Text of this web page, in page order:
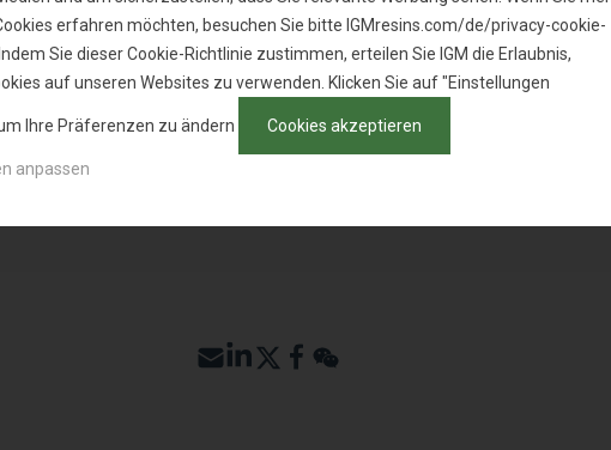
erfahren möchten, besuchen Sie bitte IGMresins.com/de/privacy-cookie-
Sie dieser Cookie-Richtlinie zustimmen, erteilen Sie IGM die Erlaubnis,
auf unseren Websites zu verwenden. Klicken Sie auf "Einstellungen
Ihre Präferenzen zu ändern Cookies akzeptieren
anpassen